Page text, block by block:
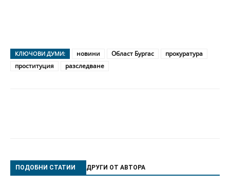
КЛЮЧОВИ ДУМИ: новини Област Бургас
прокуратура
проституция
разследване
ПОДОБНИ СТАТИИ ДРУГИ ОТ АВТОРА